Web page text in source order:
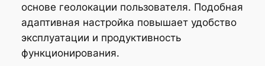
основе геолокации пользователя. Подобная
адаптивная настройка повышает удобство
эксплуатации и продуктивность
функционирования.